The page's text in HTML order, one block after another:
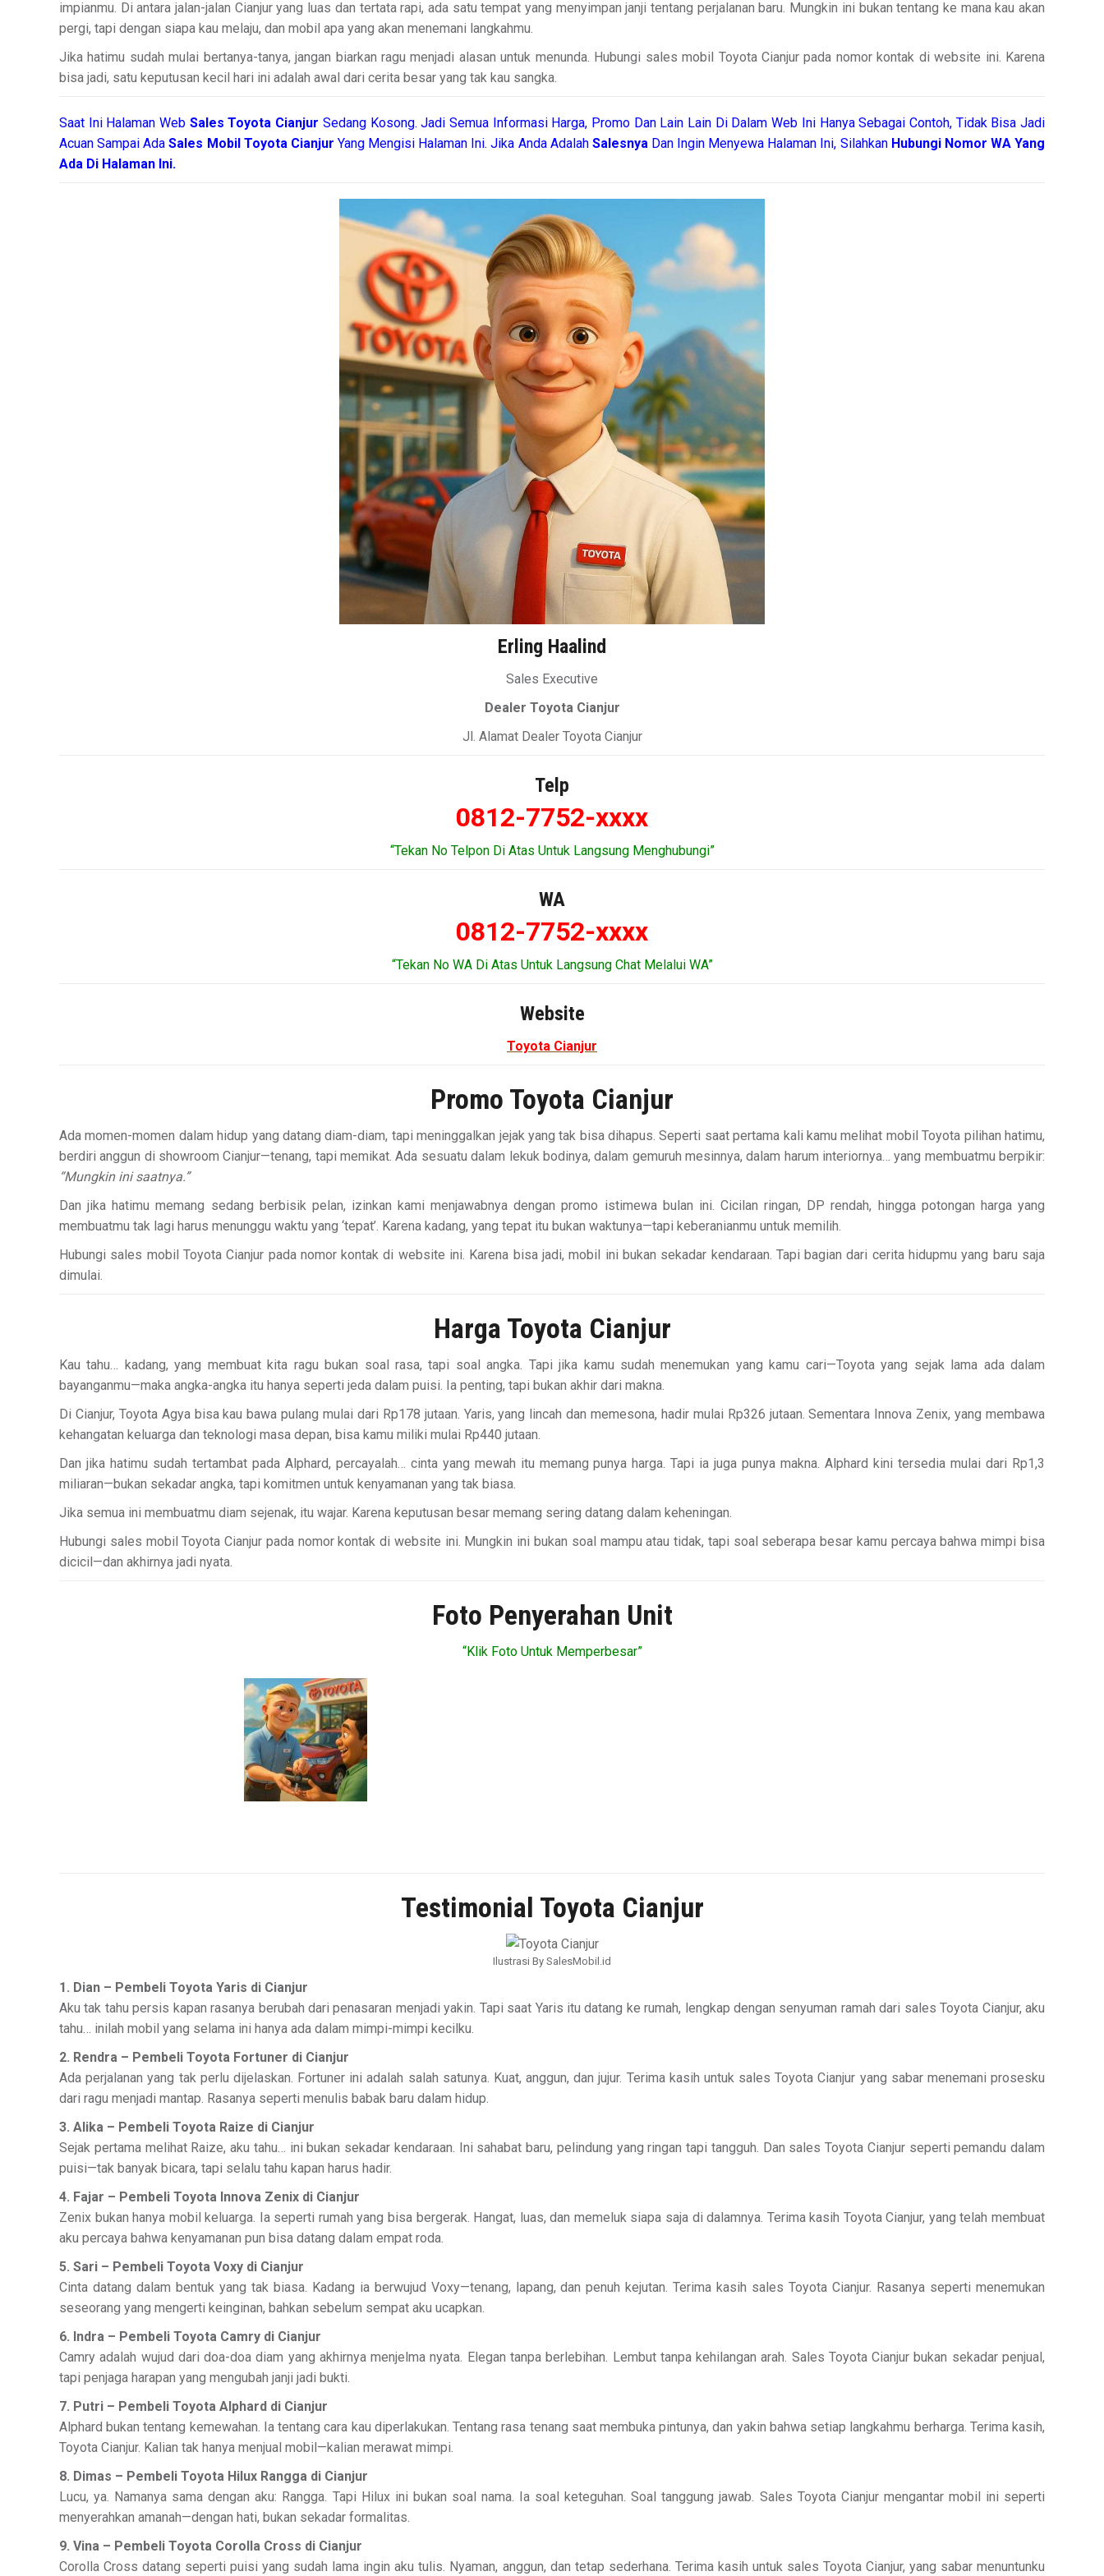
impianmu. Di antara jalan-jalan Cianjur yang luas dan tertata rapi, ada satu tempat yang menyimpan janji tentang perjalanan baru. Mungkin ini bukan tentang ke mana kau akan
pergi, tapi dengan siapa kau melaju, dan mobil apa yang akan menemani langkahmu.
Jika hatimu sudah mulai bertanya-tanya, jangan biarkan ragu menjadi alasan untuk menunda. Hubungi sales mobil Toyota Cianjur pada nomor kontak di website ini. Karena
bisa jadi, satu keputusan kecil hari ini adalah awal dari cerita besar yang tak kau sangka.
Saat Ini Halaman Web Sales Toyota Cianjur Sedang Kosong. Jadi Semua Informasi Harga, Promo Dan Lain Lain Di Dalam Web Ini Hanya Sebagai Contoh, Tidak Bisa Jadi
Acuan Sampai AdaSales Mobil Toyota Cianjur Yang Mengisi Halaman Ini. Jika Anda Adalah SalesnyaDan Ingin Menyewa Halaman Ini, Silahkan Hubungi Nomor WA Yang
Ada Di Halaman Ini.
Erling Haalind
Sales Executive
Dealer Toyota Cianjur
Jl. Alamat Dealer Toyota Cianjur
Telp
0812-7752-xxxx
“Tekan No Telpon Di Atas Untuk Langsung Menghubungi”
WA
0812-7752-xxxx
“Tekan No WA Di Atas Untuk Langsung Chat Melalui WA”
Website
Toyota Cianjur
Promo Toyota Cianjur
Ada momen-momen dalam hidup yang datang diam-diam, tapi meninggalkan jejak yang tak bisa dihapus. Seperti saat pertama kali kamu melihat mobil Toyota pilihan hatimu,
berdiri anggun di showroom Cianjur—tenang, tapi memikat. Ada sesuatu dalam lekuk bodinya, dalam gemuruh mesinnya, dalam harum interiornya… yang membuatmu berpikir:
“Mungkin ini saatnya.”
Dan jika hatimu memang sedang berbisik pelan, izinkan kami menjawabnya dengan promo istimewa bulan ini. Cicilan ringan, DP rendah, hingga potongan harga yang
membuatmu tak lagi harus menunggu waktu yang ‘tepat’. Karena kadang, yang tepat itu bukan waktunya—tapi keberanianmu untuk memilih.
Hubungi sales mobil Toyota Cianjur pada nomor kontak di website ini. Karena bisa jadi, mobil ini bukan sekadar kendaraan. Tapi bagian dari cerita hidupmu yang baru saja
dimulai.
Harga Toyota Cianjur
Kau tahu… kadang, yang membuat kita ragu bukan soal rasa, tapi soal angka. Tapi jika kamu sudah menemukan yang kamu cari—Toyota yang sejak lama ada dalam
bayanganmu—maka angka-angka itu hanya seperti jeda dalam puisi. Ia penting, tapi bukan akhir dari makna.
Di Cianjur, Toyota Agya bisa kau bawa pulang mulai dari Rp178 jutaan. Yaris, yang lincah dan memesona, hadir mulai Rp326 jutaan. Sementara Innova Zenix, yang membawa
kehangatan keluarga dan teknologi masa depan, bisa kamu miliki mulai Rp440 jutaan.
Dan jika hatimu sudah tertambat pada Alphard, percayalah… cinta yang mewah itu memang punya harga. Tapi ia juga punya makna. Alphard kini tersedia mulai dari Rp1,3
miliaran—bukan sekadar angka, tapi komitmen untuk kenyamanan yang tak biasa.
Jika semua ini membuatmu diam sejenak, itu wajar. Karena keputusan besar memang sering datang dalam keheningan.
Hubungi sales mobil Toyota Cianjur pada nomor kontak di website ini. Mungkin ini bukan soal mampu atau tidak, tapi soal seberapa besar kamu percaya bahwa mimpi bisa
dicicil—dan akhirnya jadi nyata.
Foto Penyerahan Unit
“Klik Foto Untuk Memperbesar”
Testimonial Toyota Cianjur
Ilustrasi By SalesMobil.id
1. Dian – Pembeli Toyota Yaris di Cianjur
Aku tak tahu persis kapan rasanya berubah dari penasaran menjadi yakin. Tapi saat Yaris itu datang ke rumah, lengkap dengan senyuman ramah dari sales Toyota Cianjur, aku
tahu… inilah mobil yang selama ini hanya ada dalam mimpi-mimpi kecilku.
2. Rendra – Pembeli Toyota Fortuner di Cianjur
Ada perjalanan yang tak perlu dijelaskan. Fortuner ini adalah salah satunya. Kuat, anggun, dan jujur. Terima kasih untuk sales Toyota Cianjur yang sabar menemani prosesku
dari ragu menjadi mantap. Rasanya seperti menulis babak baru dalam hidup.
3. Alika – Pembeli Toyota Raize di Cianjur
Sejak pertama melihat Raize, aku tahu… ini bukan sekadar kendaraan. Ini sahabat baru, pelindung yang ringan tapi tangguh. Dan sales Toyota Cianjur seperti pemandu dalam
puisi—tak banyak bicara, tapi selalu tahu kapan harus hadir.
4. Fajar – Pembeli Toyota Innova Zenix di Cianjur
Zenix bukan hanya mobil keluarga. Ia seperti rumah yang bisa bergerak. Hangat, luas, dan memeluk siapa saja di dalamnya. Terima kasih Toyota Cianjur, yang telah membuat
aku percaya bahwa kenyamanan pun bisa datang dalam empat roda.
5. Sari – Pembeli Toyota Voxy di Cianjur
Cinta datang dalam bentuk yang tak biasa. Kadang ia berwujud Voxy—tenang, lapang, dan penuh kejutan. Terima kasih sales Toyota Cianjur. Rasanya seperti menemukan
seseorang yang mengerti keinginan, bahkan sebelum sempat aku ucapkan.
6. Indra – Pembeli Toyota Camry di Cianjur
Camry adalah wujud dari doa-doa diam yang akhirnya menjelma nyata. Elegan tanpa berlebihan. Lembut tanpa kehilangan arah. Sales Toyota Cianjur bukan sekadar penjual,
tapi penjaga harapan yang mengubah janji jadi bukti.
7. Putri – Pembeli Toyota Alphard di Cianjur
Alphard bukan tentang kemewahan. Ia tentang cara kau diperlakukan. Tentang rasa tenang saat membuka pintunya, dan yakin bahwa setiap langkahmu berharga. Terima kasih,
Toyota Cianjur. Kalian tak hanya menjual mobil—kalian merawat mimpi.
8. Dimas – Pembeli Toyota Hilux Rangga di Cianjur
Lucu, ya. Namanya sama dengan aku: Rangga. Tapi Hilux ini bukan soal nama. Ia soal keteguhan. Soal tanggung jawab. Sales Toyota Cianjur mengantar mobil ini seperti
menyerahkan amanah—dengan hati, bukan sekadar formalitas.
9. Vina – Pembeli Toyota Corolla Cross di Cianjur
Corolla Cross datang seperti puisi yang sudah lama ingin aku tulis. Nyaman, anggun, dan tetap sederhana. Terima kasih untuk sales Toyota Cianjur, yang sabar menuntunku